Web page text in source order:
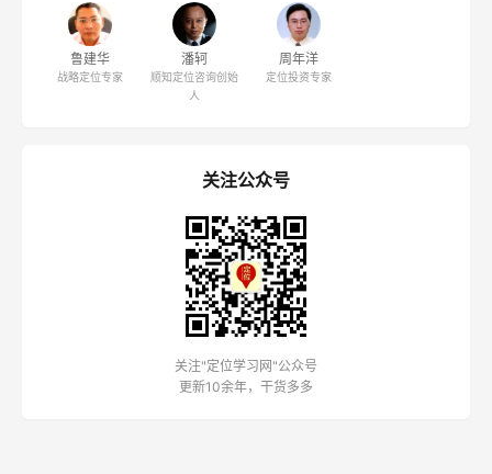
鲁建华
战略定位专家
潘轲
顺知定位咨询创始
人
周年洋
定位投资专家
关注公众号
关注"定位学习网"公众号
更新10余年，干货多多